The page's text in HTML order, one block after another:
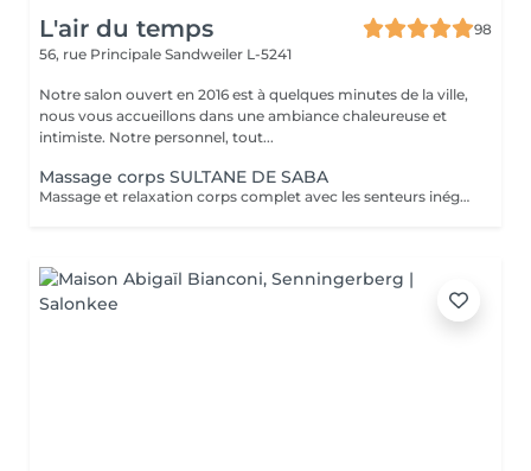
L'air du temps
98
56, rue Principale Sandweiler L-5241
Notre salon ouvert en 2016 est à quelques minutes de la ville,
nous vous accueillons dans une ambiance chaleureuse et
intimiste. Notre personnel, tout...
Massage corps SULTANE DE SABA
Massage et relaxation corps complet avec les senteurs inégalables de notre gamme artisanale et ancestrale de 'Sultane de Saba'. Pour vous faire plaisir ou pour offrir un moment de détente et bien-être.